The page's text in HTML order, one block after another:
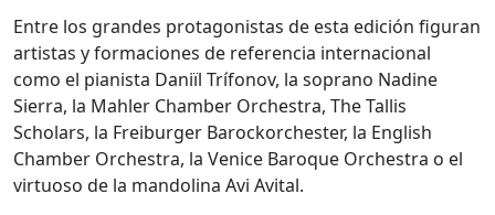
Entre los grandes protagonistas de esta edición figuran
artistas y formaciones de referencia internacional
como el pianista Daniïl Trífonov, la soprano Nadine
Sierra, la Mahler Chamber Orchestra, The Tallis
Scholars, la Freiburger Barockorchester, la English
Chamber Orchestra, la Venice Baroque Orchestra o el
virtuoso de la mandolina Avi Avital.